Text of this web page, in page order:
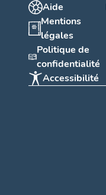
Aide
Mentions
légales
Politique de
confidentialité
Accessibilité